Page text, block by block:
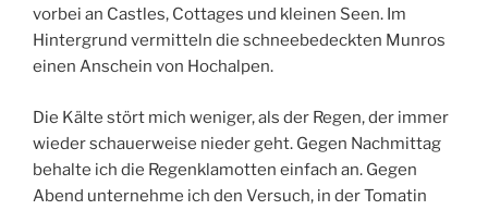
vorbei an Castles, Cottages und kleinen Seen. Im
Hintergrund vermitteln die schneebedeckten Munros
einen Anschein von Hochalpen.
Die Kälte stört mich weniger, als der Regen, der immer
wieder schauerweise nieder geht. Gegen Nachmittag
behalte ich die Regenklamotten einfach an. Gegen
Abend unternehme ich den Versuch, in der Tomatin